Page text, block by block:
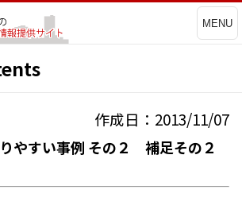
MENU
作成日：2013/11/07
やすい事例 その２ 補足その２